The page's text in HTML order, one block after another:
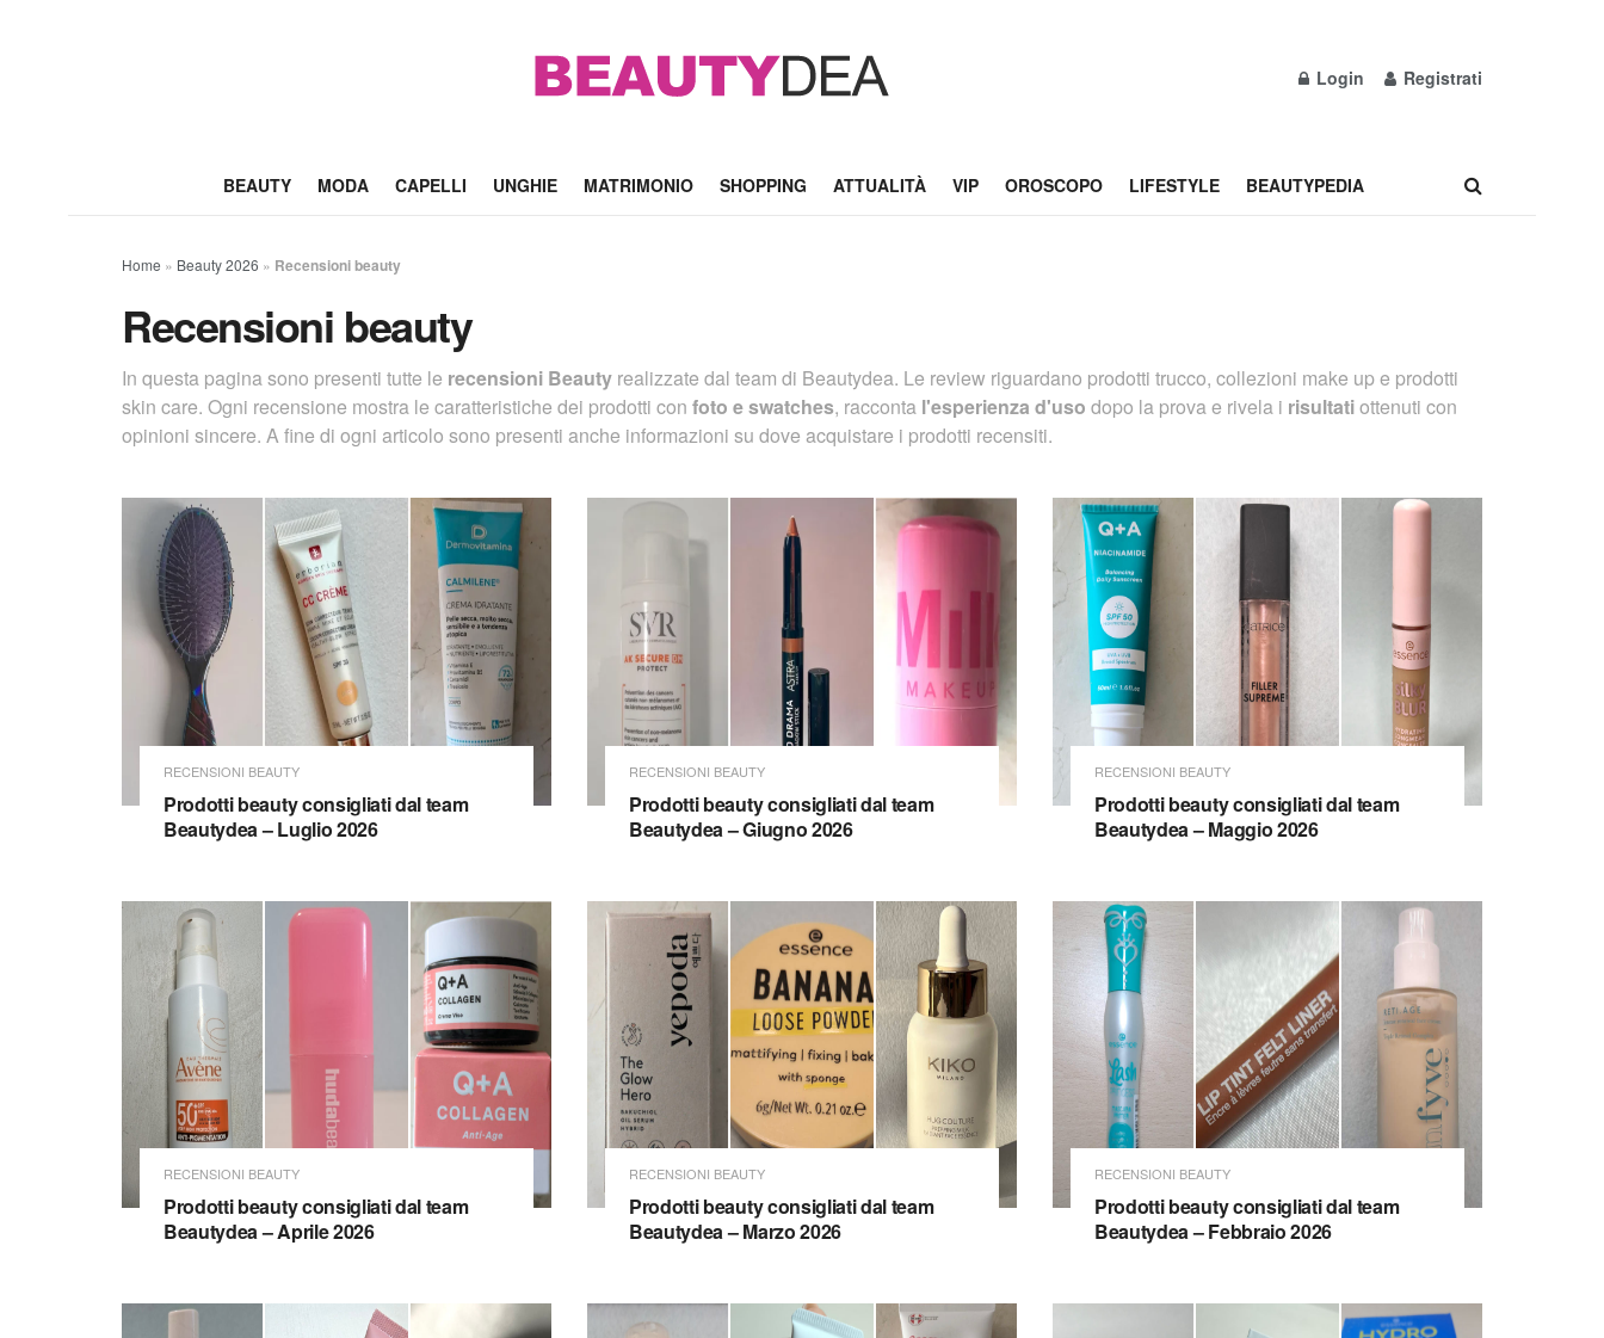
Login Registrati
BEAUTY MODA CAPELLI UNGHIE MATRIMONIO SHOPPING ATTUALITÀ VIP OROSCOPO LIFESTYLE BEAUTYPEDIA
Home » Beauty 2026 » Recensioni beauty
Recensioni beauty
In questa pagina sono presenti tutte le recensioni Beauty realizzate dal team di Beautydea. Le review riguardano prodotti trucco, collezioni make up e prodotti
skin care. Ogni recensione mostra le caratteristiche dei prodotti con foto e swatches, racconta l'esperienza d'uso dopo la prova e rivela i risultatiottenuti con
opinioni sincere. A fine di ogni articolo sono presenti anche informazioni su dove acquistare i prodotti recensiti.
RECENSIONI BEAUTY
Prodotti beauty consigliati dal team
Beautydea – Luglio 2026
RECENSIONI BEAUTY
Prodotti beauty consigliati dal team
Beautydea – Giugno 2026
RECENSIONI BEAUTY
Prodotti beauty consigliati dal team
Beautydea – Maggio 2026
RECENSIONI BEAUTY
Prodotti beauty consigliati dal team
Beautydea – Aprile 2026
RECENSIONI BEAUTY
Prodotti beauty consigliati dal team
Beautydea – Marzo 2026
RECENSIONI BEAUTY
Prodotti beauty consigliati dal team
Beautydea – Febbraio 2026